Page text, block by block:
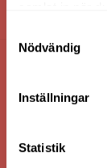
Nödvändig
Inställningar
Statistik
363 44 Lammhult